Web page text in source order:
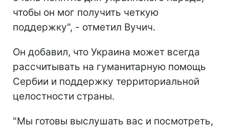
чтобы он мог получить четкую
поддержку", - отметил Вучич.
Он добавил, что Украина может всегда
рассчитывать на гуманитарную помощь
Сербии и поддержку территориальной
целостности страны.
"Мы готовы выслушать вас и посмотреть,